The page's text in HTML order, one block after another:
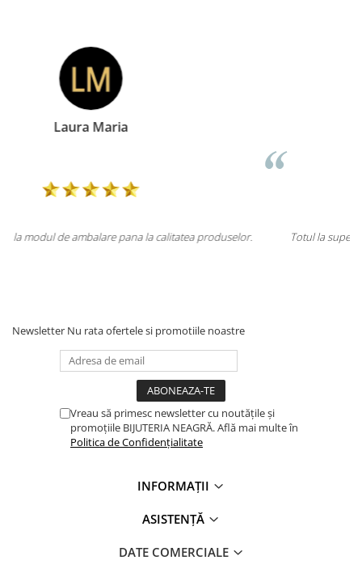
Totul la superlativ! Produsul, fix descrierea, ambalaj, livrare.
Newsletter Nu rata ofertele si promotiile noastre
Vreau să primesc newsletter cu noutățile și
promoțiile BIJUTERIA NEAGRĂ. Află mai multe în
Politica de Confidențialitate
INFORMAȚII
ASISTENȚĂ
DATE COMERCIALE